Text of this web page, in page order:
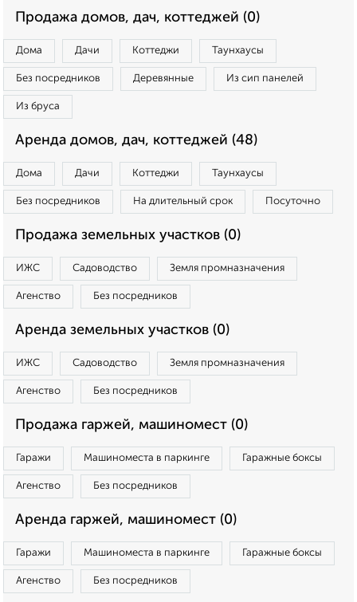
Продажа домов, дач, коттеджей (0)
Дома Дачи Коттеджи Таунхаусы
Без посредников Деревянные Из сип панелей
Из бруса
Аренда домов, дач, коттеджей (48)
Дома Дачи Коттеджи Таунхаусы
Без посредников На длительный срок Посуточно
Продажа земельных участков (0)
ИЖС Садоводство Земля промназначения
Агенство Без посредников
Аренда земельных участков (0)
ИЖС Садоводство Земля промназначения
Агенство Без посредников
Продажа гаржей, машиномест (0)
Гаражи Машиноместа в паркинге Гаражные боксы
Агенство Без посредников
Аренда гаржей, машиномест (0)
Гаражи Машиноместа в паркинге Гаражные боксы
Агенство Без посредников